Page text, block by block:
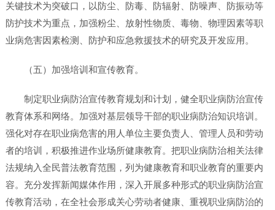
关键技术为突破口，以防尘、防毒、防辐射、防噪声、防振动等
防护技术为重点，加强粉尘、放射性物质、毒物、物理因素等职
业病危害因素检测、防护和应急救援技术的研究及开发应用。
（五）加强培训和宣传教育。
制定职业病防治宣传教育规划和计划，健全职业病防治宣传
教育体系和网络。加强对基层领导干部的职业病防治知识培训。
强化对存在职业病危害的用人单位主要负责人、管理人员和劳动
者的培训，积极推进作业场所健康教育。把职业病防治相关法律
法规纳入全民普法教育范围，列为健康教育和职业教育的重要内
容。充分发挥新闻媒体作用，深入开展多种形式的职业病防治宣
传教育活动，在全社会形成关心劳动者健康、重视职业病防治的